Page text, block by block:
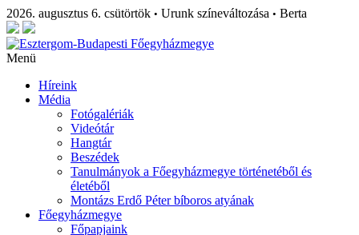
2026. augusztus 6. csütörtök • Urunk színeváltozása • Berta
Menü
Híreink
Média
Fotógalériák
Videótár
Hangtár
Beszédek
Tanulmányok a Főegyházmegye történetéből és
életéből
Montázs Erdő Péter bíboros atyának
Főegyházmegye
Főpapjaink